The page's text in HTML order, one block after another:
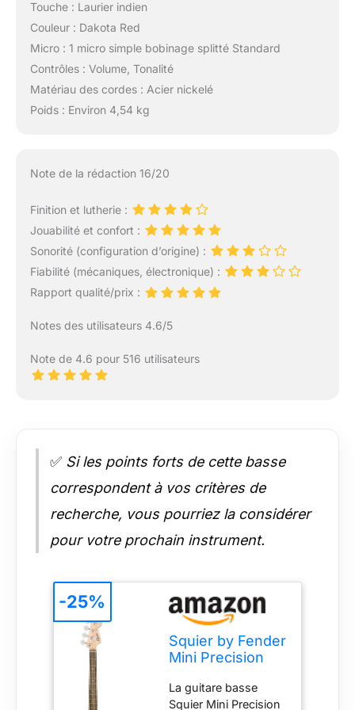
Touche : Laurier indien
Couleur : Dakota Red
Micro : 1 micro simple bobinage splitté Standard
Contrôles : Volume, Tonalité
Matériau des cordes : Acier nickelé
Poids : Environ 4,54 kg
Note de la rédaction 16/20
Finition et lutherie :
Jouabilité et confort :
Sonorité (configuration d’origine) :
Fiabilité (mécaniques, électronique) :
Rapport qualité/prix :
Notes des utilisateurs 4.6/5
Note de 4.6 pour 516 utilisateurs
✅ Si les points forts de cette basse
correspondent à vos critères de
recherche, vous pourriez la considérer
pour votre prochain instrument.
Squier by Fender
Mini Precision
basse de courte
La guitare basse
Squier Mini Precision
-25%